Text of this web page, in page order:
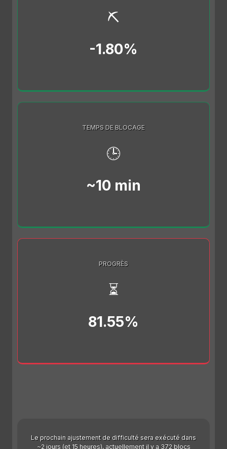
⛏️
-1.80%
TEMPS DE BLOCAGE
🕒
~10 min
PROGRÈS
⏳
81.55%
Le prochain ajustement de difficulté sera exécuté dans
~2 jours (et 15 heures), actuellement il y a 372 blocs